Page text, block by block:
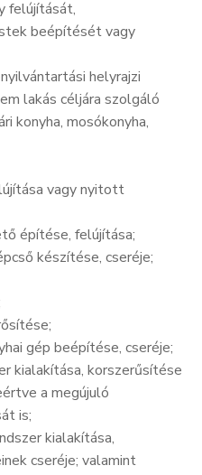
felújítását,
beépítését vagy
helyrajzi
lakás céljára szolgáló
konyha, mosókonyha,
vagy nyitott
építése, felújítása;
készítése, cseréje;
gép beépítése, cseréje;
kialakítása, korszerűsítése
a megújuló
is;
kialakítása,
cseréje; valamint